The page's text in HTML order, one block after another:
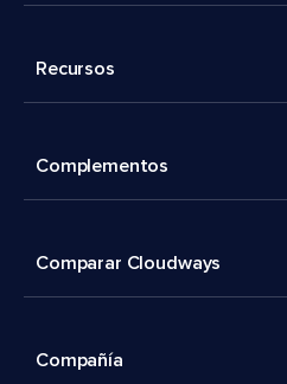
Recursos
Complementos
Comparar Cloudways
Compañía